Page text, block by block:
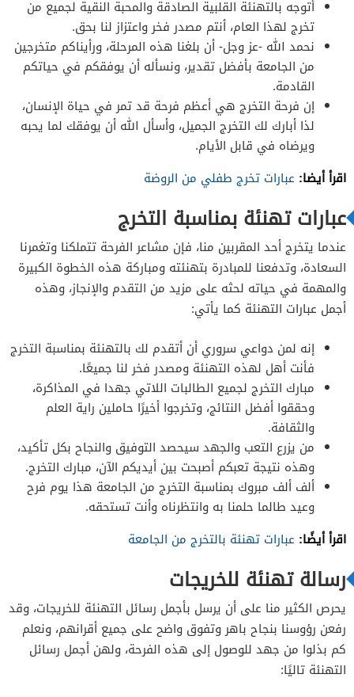
أتوجه بالتهنئة القلبية الصادقة والمحبة النقية لجميع من
تخرج لهذا العام، أنتم مصدر فخر واعتزاز لنا بحق.
نحمد الله -عز وجل- أن بلغنا هذه المرحلة، ورأيناكم متخرجين
من الجامعة بأفضل تقدير، ونسأله أن يوفقكم في حياتكم
القادمة.
إن فرحة التخرج هي أعظم فرحة قد تمر في حياة الإنسان،
لذا أبارك لك التخرج الجميل، وأسأل الله أن يوفقك لما يحبه
ويرضاه في قابل الأيام.
اقرأ أيضا: عبارات تخرج طفلي من الروضة
عبارات تهنئة بمناسبة التخرج
عندما يتخرج أحد المقربين منا، فإن مشاعر الفرحة تتملكنا وتغمرنا
السعادة، وتدفعنا للمبادرة بتهنئته ومباركة هذه الخطوة الكبيرة
والمهمة في حياته لحثه على مزيد من التقدم والإنجاز، وهذه
أجمل عبارات التهنئة كما يأتي:
إنه لمن دواعي سروري أن أتقدم لك بالتهنئة بمناسبة التخرج
فأنت أهل لهذه التهنئة ومصدر فخر لنا جميعًا.
مبارك التخرج لجميع الطالبات اللاتي جهدا في المذاكرة،
وحققوا أفضل النتائج، وتخرجوا أخيرًا حاملين راية العلم
والثقافة.
من يزرع التعب والجهد سيحصد التوفيق والنجاح بكل تأكيد،
وهذه نتيجة تعبكم أصبحت بين أيديكم الآن، مبارك التخرج.
ألف ألف مبروك بمناسبة التخرج من الجامعة هذا يوم فرح
وعيد طالما حلمنا به وانتظرناه وأنت تستحقه.
اقرأ أيضًا: عبارات تهنئة بالتخرج من الجامعة
رسالة تهنئة للخريجات
يحرص الكثير منا على أن يرسل بأجمل رسائل التهنئة للخريجات، وقد
رفعن رؤوسنا بنجاح باهر وتفوق واضح على جميع أقرانهم، ونعلم
كم بذلوا من جهد للوصول إلى هذه الفرحة، ولهن أجمل رسائل
التهنئة تاليًا: